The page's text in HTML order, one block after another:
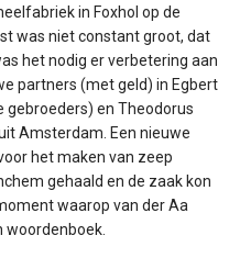
in Foxhol op de
was niet constant groot, dat
het nodig er verbetering aan
partners (met geld) in Egbert
gebroeders) en Theodorus
Amsterdam. Een nieuwe
het maken van zeep
gehaald en de zaak kon
waarop van der Aa
woordenboek.